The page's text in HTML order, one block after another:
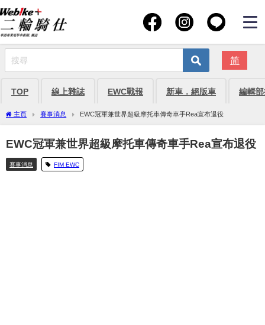
简
TOP 線上雜誌 EWC戰報 新車．絕版車 編輯
主頁 賽事消息 EWC冠軍兼世界超級摩托車傳奇車手Rea宣布退役
EWC冠軍兼世界超級摩托車傳奇車手Rea宣布退役
賽事消息 FIM EWC